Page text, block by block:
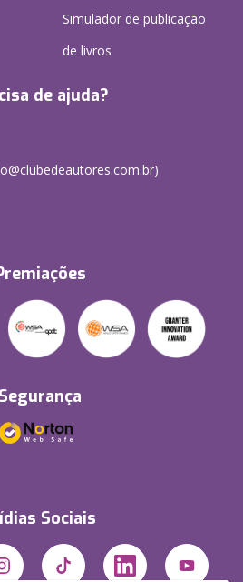
Simulador de publicação
de livros
de ajuda?
Segurança
Sociais